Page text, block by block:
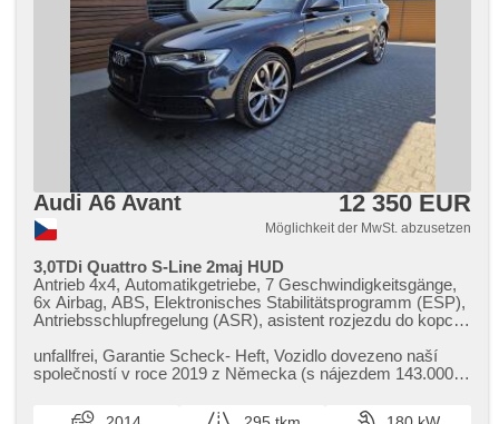
Audi A6 Avant 12 350 EUR
Möglichkeit der MwSt. abzusetzen
3,0TDi Quattro S-Line 2maj HUD
Antrieb 4x4, Automatikgetriebe, 7 Geschwindigkeitsgänge,
6x Airbag, ABS, Elektronisches Stabilitätsprogramm (ESP),
Antriebsschlupfregelung (ASR), asistent rozjezdu do kopce
automatisch im Berg bremsen , autom. Sperrdiferential,
Servolenkung, Klimaautomatik, Adaptive
Scheinwerfer, Schaltflutlicht, LED denní svícení,
unfallfrei,​ Garantie Scheck​- Heft,​ Vozidlo dovezeno naší
společností v roce 2019 z Německa (s nájezdem 143.000